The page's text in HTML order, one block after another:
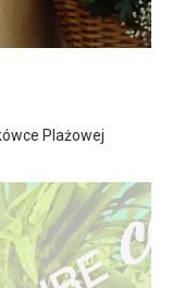
Plażowej